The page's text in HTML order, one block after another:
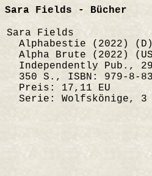
Sara Fields - Bücher
Sara Fields
Alphabestie (2022)
Alpha Brute (2022)
Independently Pub.,
350 S., ISBN: 979-8-
Preis: 17,11 EU
Serie: Wolfskönige, 3